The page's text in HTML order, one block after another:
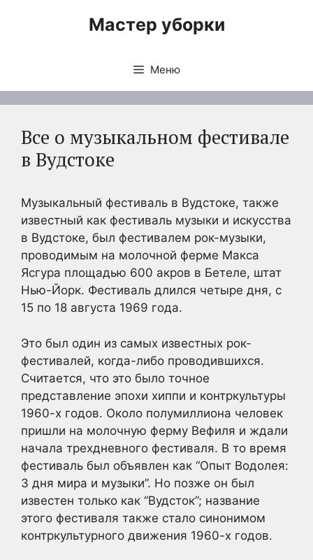
Мастер уборки
Меню
Все о музыкальном фестивале
в Вудстоке
Музыкальный фестиваль в Вудстоке, также
известный как фестиваль музыки и искусства
в Вудстоке, был фестивалем рок-музыки,
проводимым на молочной ферме Макса
Ясгура площадью 600 акров в Бетеле, штат
Нью-Йорк. Фестиваль длился четыре дня, с
15 по 18 августа 1969 года.
Это был один из самых известных рок-
фестивалей, когда-либо проводившихся.
Считается, что это было точное
представление эпохи хиппи и контркультуры
1960-х годов. Около полумиллиона человек
пришли на молочную ферму Вефиля и ждали
начала трехдневного фестиваля. В то время
фестиваль был объявлен как “Опыт Водолея:
3 дня мира и музыки”. Но позже он был
известен только как “Вудсток”; название
этого фестиваля также стало синонимом
контркультурного движения 1960-х годов.